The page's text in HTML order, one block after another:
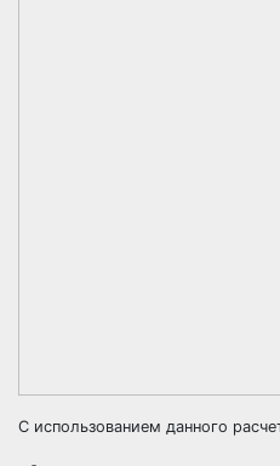
С использованием данного